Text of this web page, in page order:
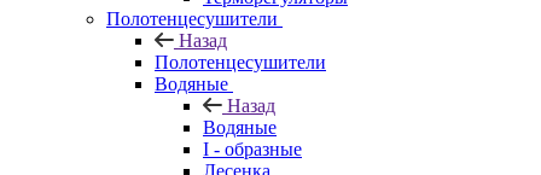
Полотенцесушители
Назад
Полотенцесушители
Водяные
Назад
Водяные
I - образные
Лесенка